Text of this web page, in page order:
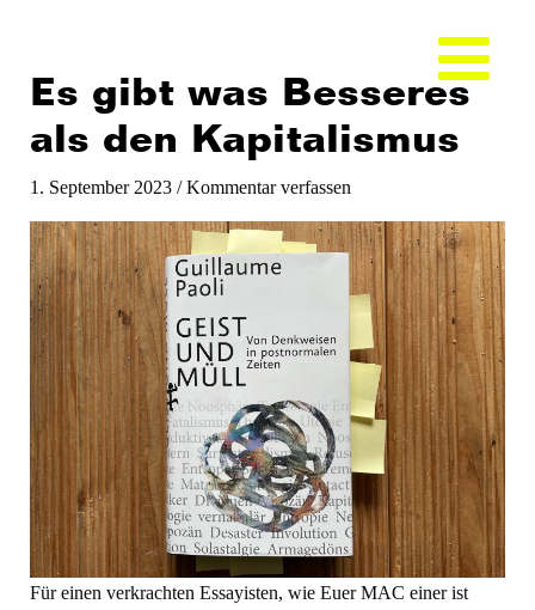
springenEs gibt was Besseres
als den Kapita­­­lis­mus­
1. September 2023/Kommentar verfassen
Für einen verkrachten Essayisten, wie Euer MAC einer ist